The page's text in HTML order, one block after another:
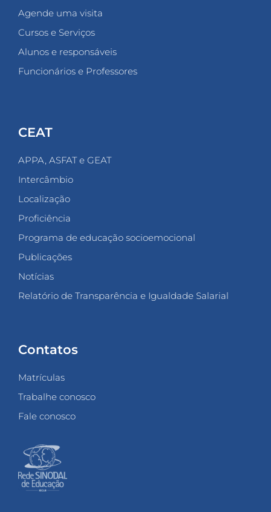
Agende uma visita
Cursos e Serviços
Alunos e responsáveis
Funcionários e Professores
CEAT
APPA, ASFAT e GEAT
Intercâmbio
Localização
Proficiência
Programa de educação socioemocional
Publicações
Notícias
Relatório de Transparência e Igualdade Salarial
Contatos
Matrículas
Trabalhe conosco
Fale conosco